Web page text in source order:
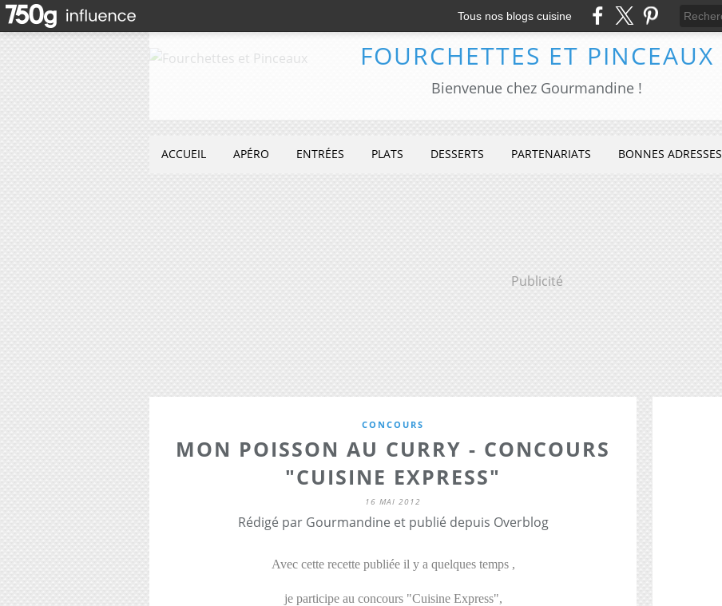
Tous nos blogs cuisine
FOURCHETTES ET PINCEAUX
Bienvenue chez Gourmandine !
ACCUEIL APÉRO ENTRÉES PLATS DESSERTS PARTENARIATS BONNES ADRESSES
Publicité
CONCOURS
MON POISSON AU CURRY - CONCOURS
"CUISINE EXPRESS"
16 MAI 2012
Rédigé par Gourmandine et publié depuis Overblog
Avec cette recette publiée il y a quelques temps ,
je participe au concours "Cuisine Express",